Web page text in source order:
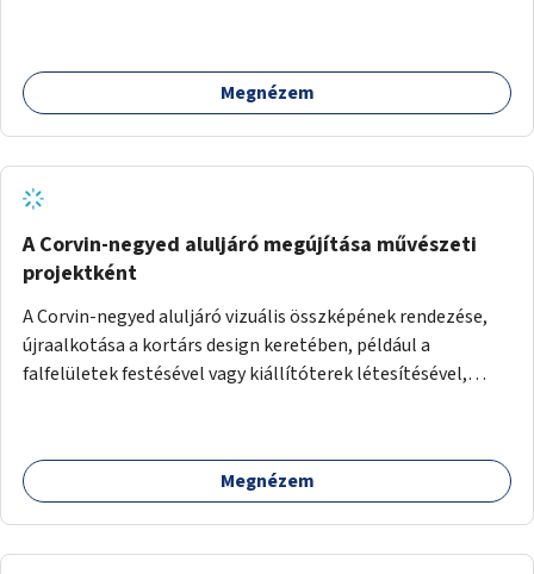
Megnézem
A Corvin-negyed aluljáró megújítása művészeti
projektként
A Corvin-negyed aluljáró vizuális összképének rendezése,
újraalkotása a kortárs design keretében, például a
falfelületek festésével vagy kiállítóterek létesítésével,
bemutatkozásra, szélesebb körben való ismertségre.
Megnézem